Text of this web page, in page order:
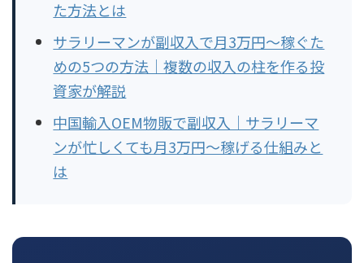
た方法とは
サラリーマンが副収入で月3万円〜稼ぐた
めの5つの方法｜複数の収入の柱を作る投
資家が解説
中国輸入OEM物販で副収入｜サラリーマ
ンが忙しくても月3万円〜稼げる仕組みと
は